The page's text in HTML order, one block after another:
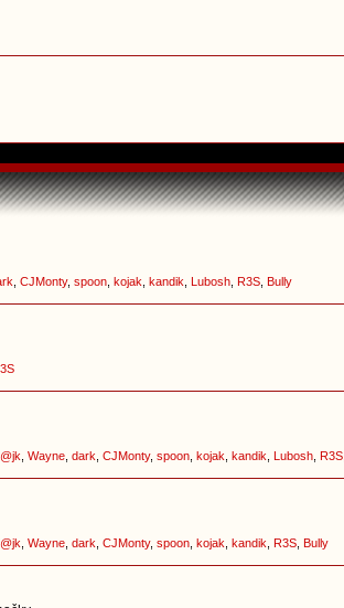
CJMonty, spoon, kojak kandik Lubosh, R3S, Bully
Wayne, dark CJMonty, spoon, kojak kandik Lubosh, R3S,
Wayne, dark CJMonty, spoon, kojak kandik R3S, Bully